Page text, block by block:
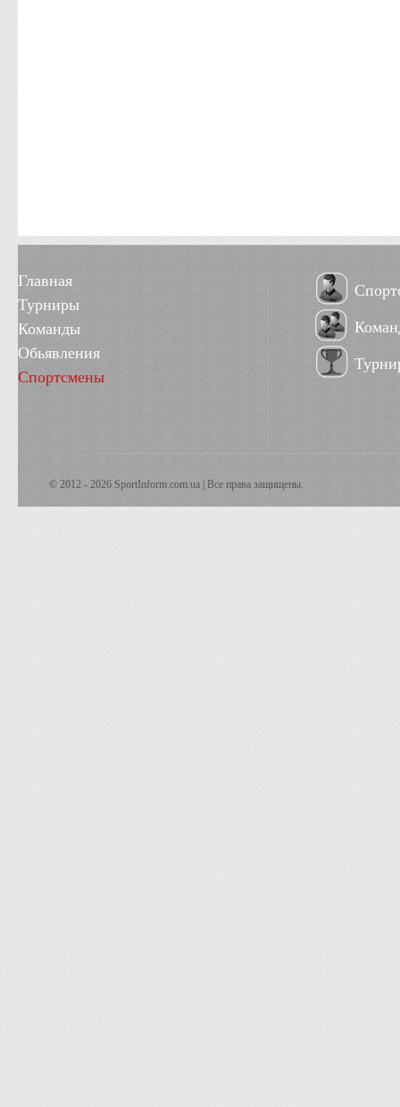
Главная
Турниры
Команды
Обьявления
Спортсмены
© 2012 - 2026 SportInform.com.ua | Все права защищены.